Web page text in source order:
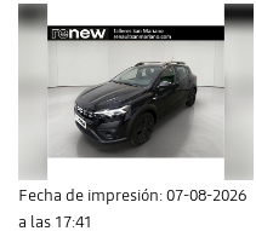
Fecha de impresión: 07-08-2026
a las 17:41